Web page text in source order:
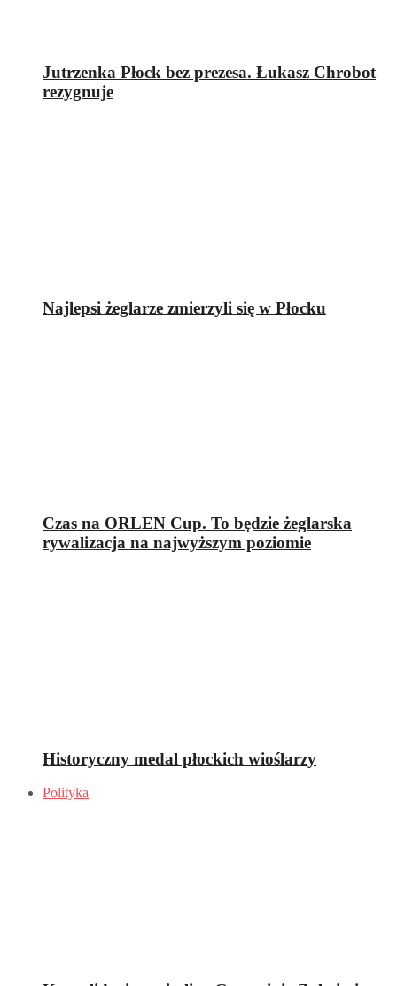
Jutrzenka Płock bez prezesa. Łukasz Chrobot
rezygnuje
Najlepsi żeglarze zmierzyli się w Płocku
Czas na ORLEN Cup. To będzie żeglarska
rywalizacja na najwyższym poziomie
Historyczny medal płockich wioślarzy
Polityka